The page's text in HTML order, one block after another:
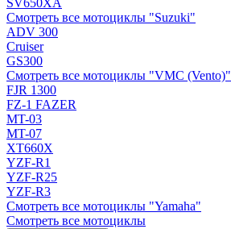
SV650XA
Смотреть все мотоциклы "Suzuki"
ADV 300
Cruiser
GS300
Смотреть все мотоциклы "VMC (Vento)"
FJR 1300
FZ-1 FAZER
MT-03
MT-07
XT660X
YZF-R1
YZF-R25
YZF-R3
Смотреть все мотоциклы "Yamaha"
Смотреть все мотоциклы